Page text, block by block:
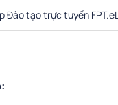
Đào tạo trực tuyến